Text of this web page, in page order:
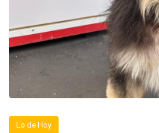
Lo de Hoy